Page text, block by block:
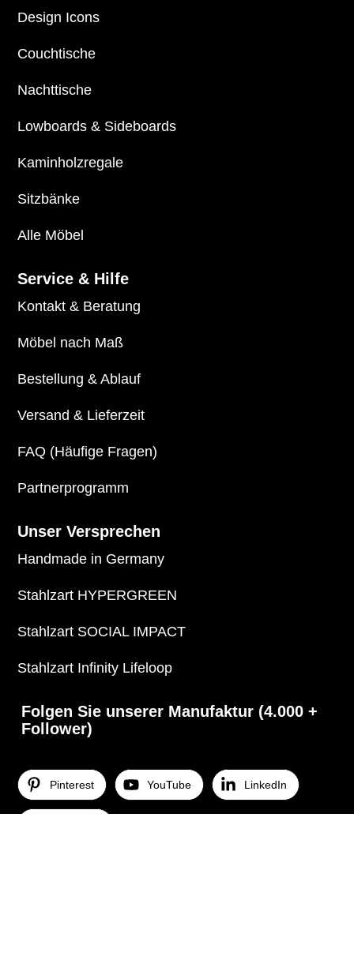
Design Icons
Couchtische
Nachttische
Lowboards & Sideboards
Kaminholzregale
Sitzbänke
Alle Möbel
Service & Hilfe
Kontakt & Beratung
Möbel nach Maß
Bestellung & Ablauf
Versand & Lieferzeit
FAQ (Häufige Fragen)
Partnerprogramm
Unser Versprechen
Handmade in Germany
Stahlzart HYPERGREEN
Stahlzart SOCIAL IMPACT
Stahlzart Infinity Lifeloop
Folgen Sie unserer Manufaktur (4.000 +
Follower)
Pinterest YouTube LinkedIn